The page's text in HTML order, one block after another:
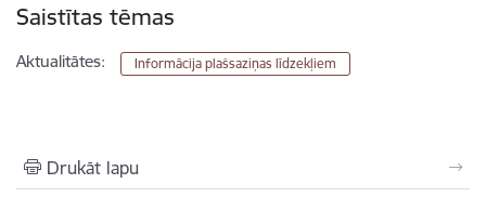
Saistītas tēmas
Aktualitātes: Informācija plašsaziņas līdzekļiem
Drukāt lapu